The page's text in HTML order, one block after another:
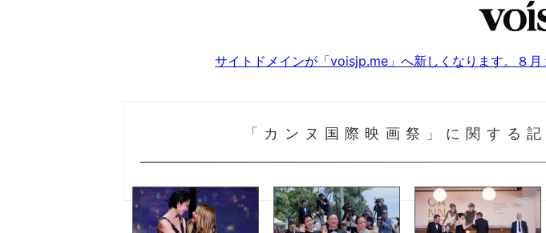
サイトドメインが「voisjp.me」へ新しくなります。８
「カンヌ国際映画祭」に関する記